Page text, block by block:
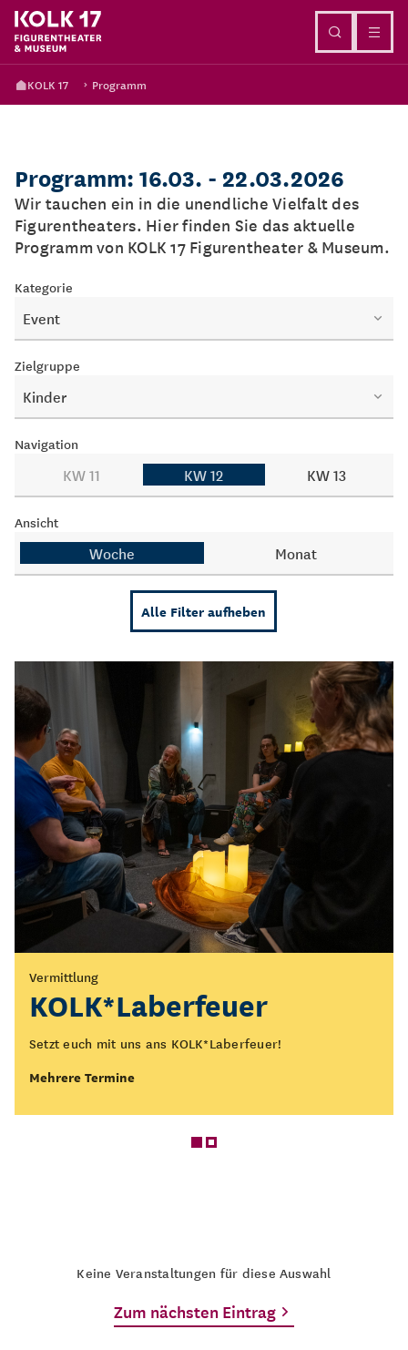
KOLK 17 Programm
Programm: 16.03. - 22.03.2026
Wir tauchen ein in die unendliche Vielfalt des
Figurentheaters. Hier finden Sie das aktuelle
Programm von KOLK 17 Figurentheater & Museum.
Kategorie
Event
Zielgruppe
Kinder
Navigation
KW 11 KW 12 KW 13
Ansicht
Woche Monat
Alle Filter aufheben
Vermittlung
KOLK*Laberfeuer
Setzt euch mit uns ans KOLK*Laberfeuer!
Mehrere Termine
Führung
Öffentliche Führung
durch die Ausstellung
„Figurentheater - Spiel
des Lebens“